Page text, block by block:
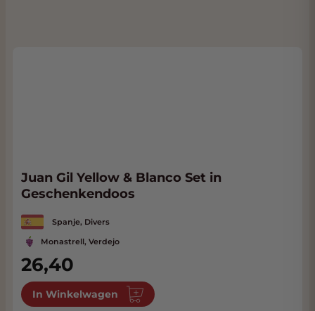
Juan Gil Yellow & Blanco Set in
Geschenkendoos
Spanje, Divers
Monastrell, Verdejo
26,40
In Winkelwagen